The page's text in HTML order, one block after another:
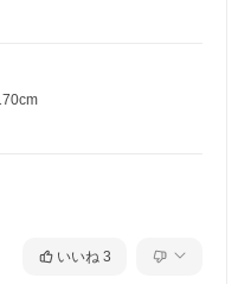
いいね 3